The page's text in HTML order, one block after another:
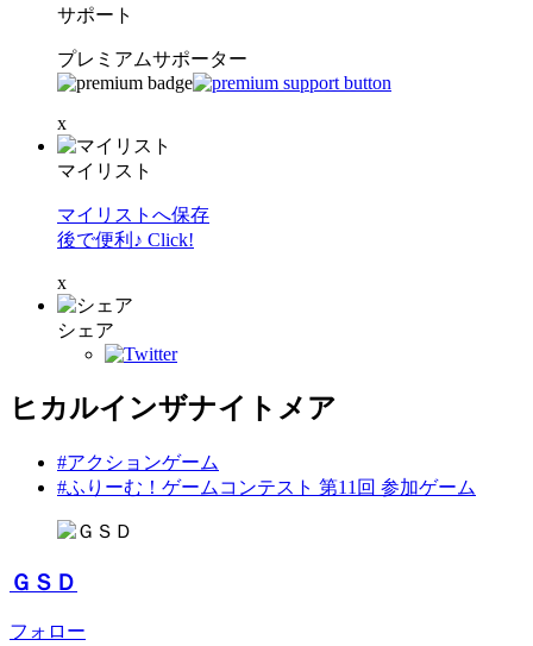
サポート
プレミアムサポーター
x
マイリスト
マイリストへ保存
後で便利♪ Click!
x
シェア
ヒカルインザナイトメア
#アクションゲーム
#ふりーむ！ゲームコンテスト 第11回 参加ゲーム
ＧＳＤ
フォロー